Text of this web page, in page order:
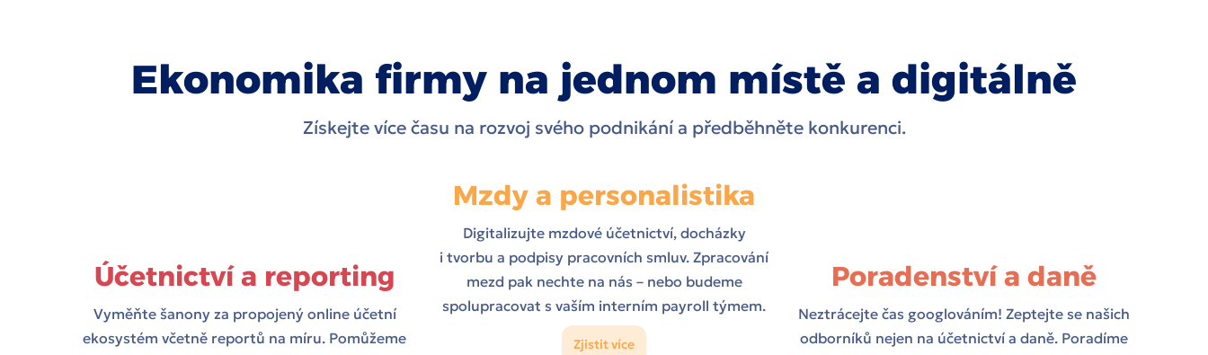
Ekonomika firmy na jednom místě a digitálně
Získejte více času na rozvoj svého podnikání a předběhněte konkurenci.
Účetnictví a reporting
Vyměňte šanony za propojený online účetní
ekosystém včetně reportů na míru. Pomůžeme
Mzdy a personalistika
Digitalizujte mzdové účetnictví, docházky
i tvorbu a podpisy pracovních smluv. Zpracování
mezd pak nechte na nás – nebo budeme
spolupracovat s vaším interním payroll týmem.
Zjistit více
Poradenství a daně
Neztrácejte čas googlováním! Zeptejte se našich
odborníků nejen na účetnictví a daně. Poradíme